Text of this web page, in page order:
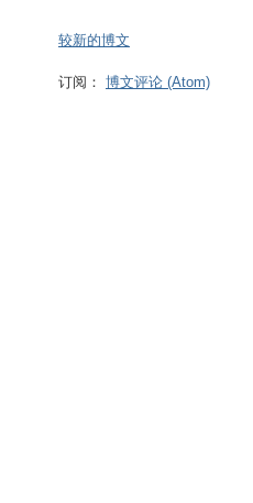
较新的博文
订阅： 博文评论 (Atom)